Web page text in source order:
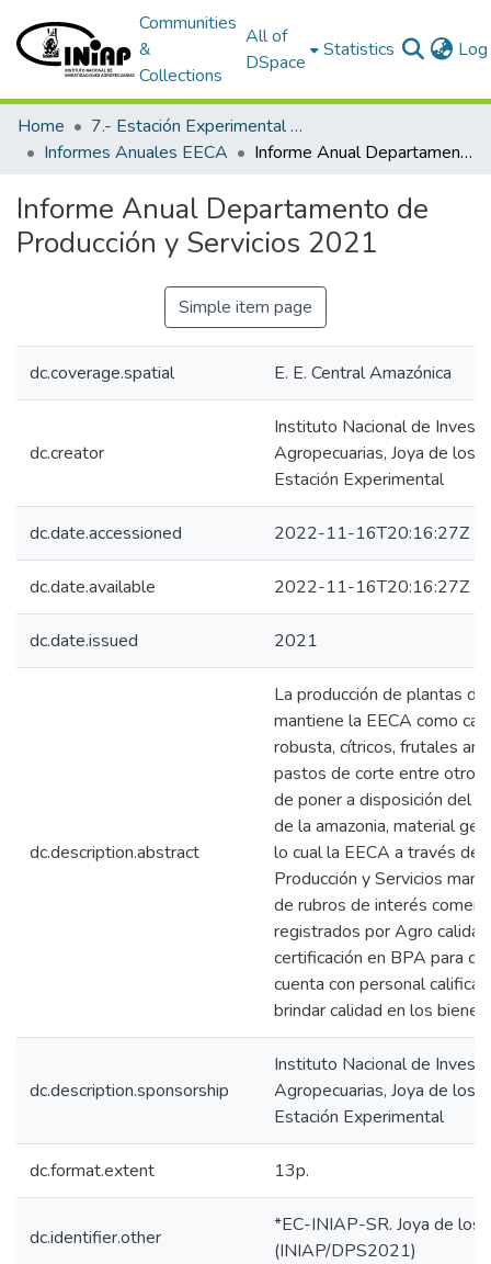
Communities
&
Collections
All of
DSpace
Statistics
Home
7.- Estación Experimental Central Amazónica
Informes Anuales EECA
Informe Anual Departamento de Producción y Servicios 2021
Informe Anual Departamento de
Producción y Servicios 2021
Simple item page
dc.coverage.spatial E. E. Central Amazónica
dc.creator
Instituto Nacional de
Agropecuarias, Joya de los
Estación Experimental
dc.date.accessioned 2022-11-16T20:16:27Z
dc.date.available 2022-11-16T20:16:27Z
dc.date.issued 2021
dc.description.abstract
La producción de plantas
mantiene la EECA como
robusta, cítricos, frutales
pastos de corte entre otros
de poner a disposición del
de la amazonia, material
lo cual la EECA a través
Producción y Servicios
de rubros de interés
registrados por Agro
certificación en BPA para
cuenta con personal
brindar calidad en los
dc.description.sponsorship
Instituto Nacional de
Agropecuarias, Joya de los
Estación Experimental
dc.format.extent 13p.
dc.identifier.other
*EC-INIAP-SR. Joya de los
(INIAP/DPS2021)